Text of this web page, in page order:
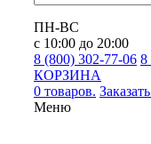
ПН-ВС
с 10:00 до 20:00
8 (800) 302-77-06 8
КОРЗИНА
0 товаров.
Меню